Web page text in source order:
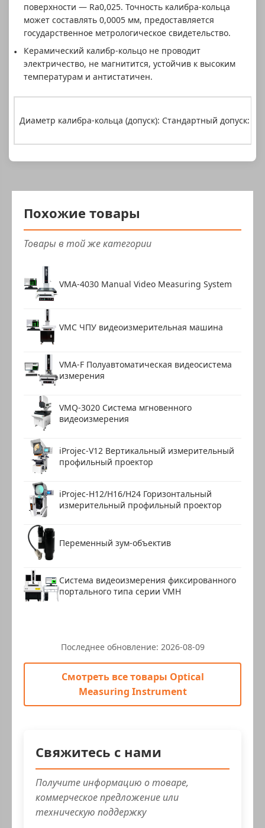
поверхности — Ra0,025. Точность калибра-кольца
может составлять 0,0005 мм, предоставляется
государственное метрологическое свидетельство.
Керамический калибр-кольцо не проводит
электричество, не магнитится, устойчив к высоким
температурам и антистатичен.
Диаметр калибра-кольца (допуск): Стандартный допуск:
Похожие товары
Товары в той же категории
VMA-4030 Manual Video Measuring System
VMC ЧПУ видеоизмерительная машина
VMA-F Полуавтоматическая видеосистема
измерения
VMQ-3020 Система мгновенного
видеоизмерения
iProjec-V12 Вертикальный измерительный
профильный проектор
iProjec-H12/H16/H24 Горизонтальный
измерительный профильный проектор
Переменный зум-объектив
Система видеоизмерения фиксированного
портального типа серии VMH
Последнее обновление: 2026-08-09
Смотреть все товары Optical
Measuring Instrument
Свяжитесь с нами
Получите информацию о товаре,
коммерческое предложение или
техническую поддержку